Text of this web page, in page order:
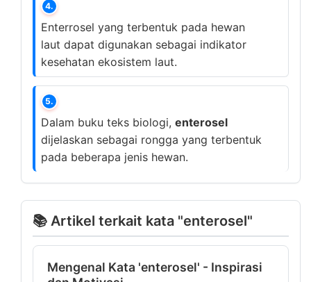
4.
Enterrosel yang terbentuk pada hewan
laut dapat digunakan sebagai indikator
kesehatan ekosistem laut.
5.
Dalam buku teks biologi, enterosel
dijelaskan sebagai rongga yang terbentuk
pada beberapa jenis hewan.
📚 Artikel terkait kata "enterosel"
Mengenal Kata 'enterosel' - Inspirasi